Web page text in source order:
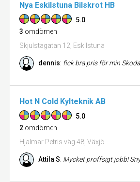
Nya Eskilstuna Bilskrot HB
5.0
3 omdömen
Skjulstagatan 12, Eskilstuna
dennis: fick bra pris för min Skoda, plus i kanten var att de kom och
Hot N Cold Kylteknik AB
5.0
2 omdömen
Hjalmar Petris väg 48, Växjö
Attila S: Mycket proffsigt jobb! Snyggt! Fint! Snabbt från beställning till